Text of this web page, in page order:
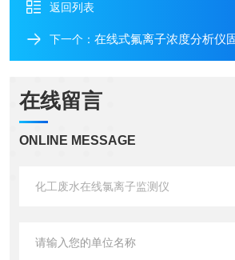
返回列表
下一个： 在线式氟离子浓度分析仪
在线留言
ONLINE MESSAGE